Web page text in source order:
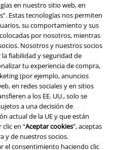
en nuestro sitio web, en
Estas tecnologías nos permiten
su comportamiento y sus
por nosotros, mientras
Nosotros y nuestros socios
fiabilidad y seguridad de
tu experiencia de compra,
(por ejemplo, anuncios
en redes sociales y en sitios
a los EE. UU., solo se
a una decisión de
actual de la UE y que están
en “Aceptar cookies”, aceptas
y de nuestros socios.
el consentimiento haciendo clic